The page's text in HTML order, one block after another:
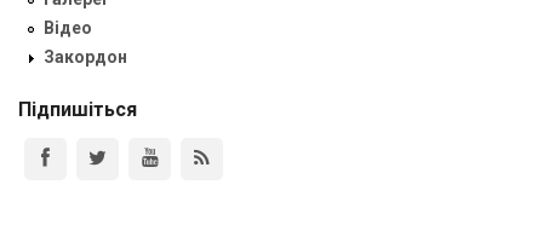
Відео
Закордон
Підпишіться